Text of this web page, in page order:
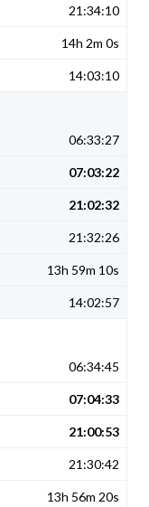
21:34:10
14h 2m 0s
14:03:10
06:33:27
07:03:22
21:02:32
21:32:26
13h 59m 10s
14:02:57
06:34:45
07:04:33
21:00:53
21:30:42
13h 56m 20s